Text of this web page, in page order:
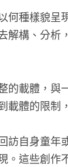
何種樣貌呈
解構、分
的載體，
載體的限制
訪自身童年
。這些創作